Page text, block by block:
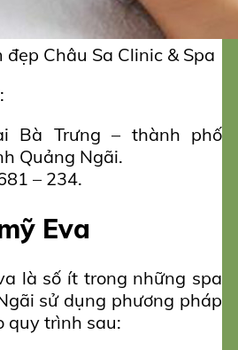
Châu Sa Clinic & Spa
:
Bà Trưng – thành phố
Quảng Ngãi.
– 234.
Eva
là số ít trong những spa
sử dụng phương pháp
quy trình sau: